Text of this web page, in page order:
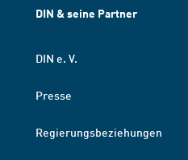
DIN & seine Partner
DIN e. V.
Presse
Regierungsbeziehungen